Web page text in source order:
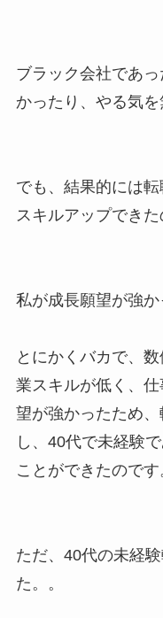
ブラック会社であ
かったり、やる気を
でも、結果的には
スキルアップできた
私が成長願望が強か
とにかくバカで、
業スキルが低く、
望が強かったため
し、40代で未経験
ことができたのです
ただ、40代の未経
た。。